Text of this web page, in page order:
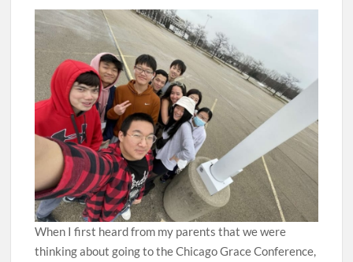
When I first heard from my parents that we were
thinking about going to the Chicago Grace Conference,